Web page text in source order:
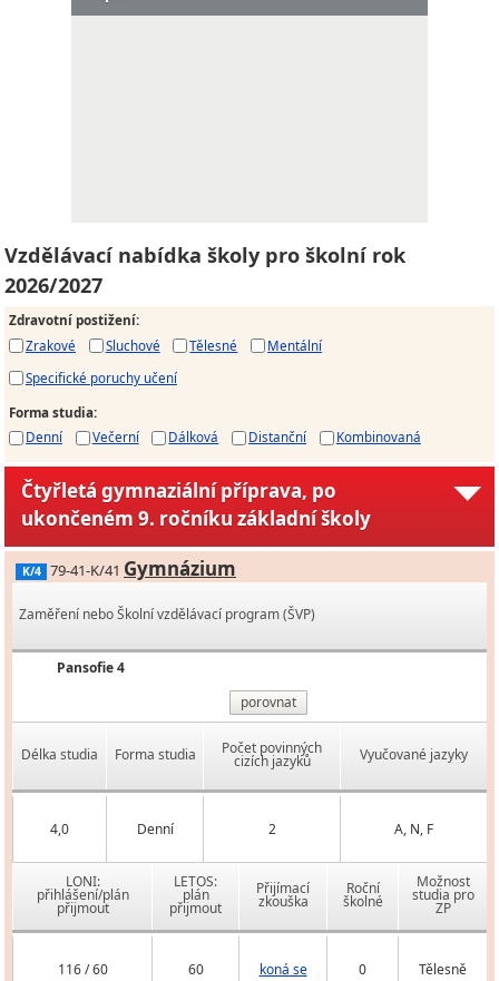
Vzdělávací nabídka školy pro školní rok
2026/2027
Zdravotní postižení:
Zrakové
Sluchové Tělesné
Mentální
Specifické poruchy učení
Forma studia:
Denní
Večerní Dálková Distanční Kombinovaná
Čtyřletá gymnaziální příprava, po
ukončeném 9. ročníku základní školy
K/4 79-41-K/41 Gymnázium
Zaměření nebo Školní vzdělávací program (ŠVP)
Pansofie 4
porovnat
Délka studia Forma studia Počet povinných
cizích jazyků Vyučované jazyky
4,0 Denní 2 A, N, F
LONI:
přihlášení/plán
přijmout
LETOS:
plán
přijmout
Přijímací
zkouška
Roční
školné
Možnost
studia pro
ZP
116 / 60 60 koná se 0 Tělesně